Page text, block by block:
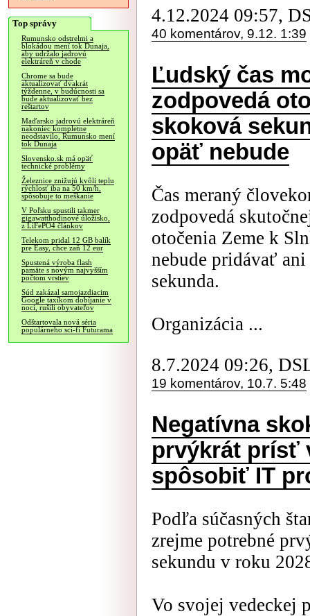
Top správy
Rumunsko odstrelmi a
blokádou mení tok Dunaja,
aby udržalo jadrovú
elektráreň v chode
Chrome sa bude
aktualizovať dvakrát
týždenne, v budúcnosti sa
bude aktualizovať bez
reštartov
Maďarsko jadrovú elektráreň
nakoniec kompletne
neodstavilo, Rumunsko mení
tok Dunaja
Slovensko.sk má opäť
technické problémy
Železnice znižujú kvôli teplu
rýchlosť iba na 50 km/h,
spôsobuje to meškanie
V Poľsku spustili takmer
gigawatthodinové úložisko,
z LiFePO4 článkov
Telekom pridal 12 GB balík
pre Easy, chce zaň 12 eur
Spustená výroba flash
pamäte s novým najvyšším
počtom vrstiev
Súd zakázal samojazdiacim
Google taxíkom dobíjanie v
noci, rušili obyvateľov
Odštartovala nová séria
populárneho sci-fi Futurama
4.12.2024 09:57,
40 komentárov, 9.12. 1:39
Ľudský čas
zodpovedá
skoková
opäť nebude
Čas meraný
zodpovedá
otočenia Zeme k
nebude pridávať
sekunda.
Organizácia ...
8.7.2024 09:26,
19 komentárov, 10.7. 5:48
Negatívna
prvýkrát prísť
spôsobiť IT
Podľa súčasných
zrejme potrebné
sekundu v roku
Vo svojej vedeckej